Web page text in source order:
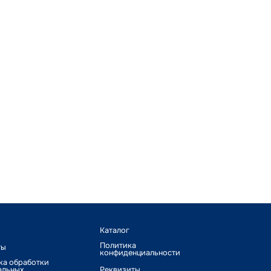
обработки
Каталог
Политика
конфиденциальности